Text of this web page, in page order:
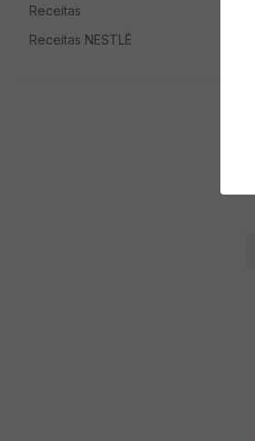
Receitas
Receitas NESTLÉ